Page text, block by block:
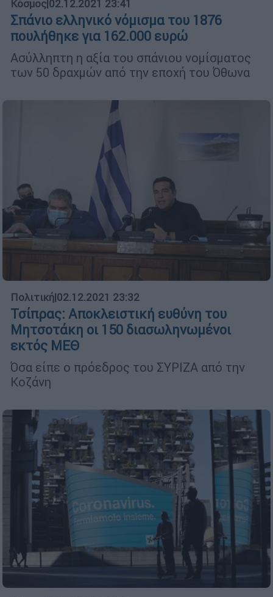
Κόσμος 02.12.2021 23:41
Σπάνιο ελληνικό νόμισμα του 1876
πουλήθηκε για 162.000 ευρώ
Ασύλληπτη η αξία του σπάνιου νομίσματος
των 50 δραχμών από την εποχή του Όθωνα
Πολιτική|02.12.2021 23:32
Τσίπρας: Αποκλειστική ευθύνη του
Μητσοτάκη οι 150 διασωληνωμένοι
εκτός ΜΕΘ
Όσα είπε ο πρόεδρος του ΣΥΡΙΖΑ από την
Κοζάνη